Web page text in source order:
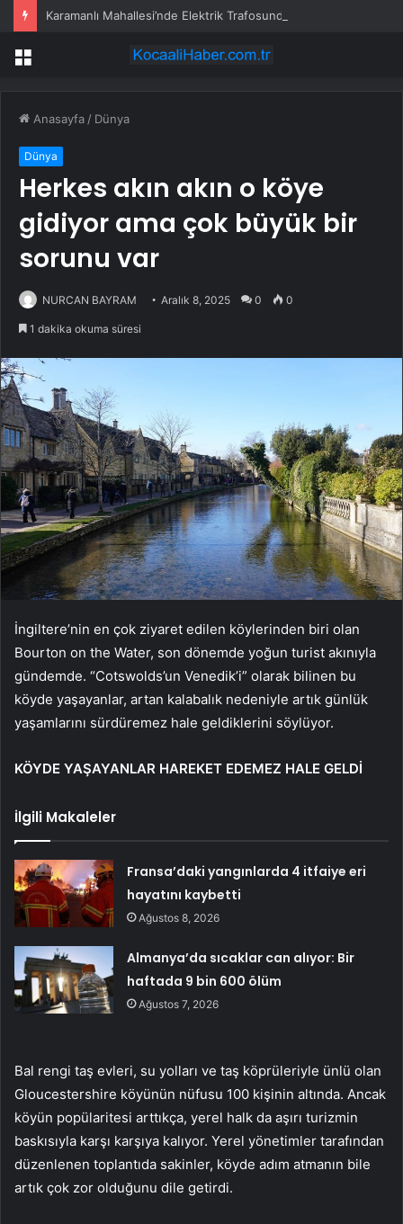
Menü
Anasayfa / Dünya
Dünya
Herkes akın akın o köye
gidiyor ama çok büyük bir
sorunu var
NURCAN BAYRAM Aralık 8, 2025 0 0
1 dakika okuma süresi
İngiltere’nin en çok ziyaret edilen köylerinden biri olan
Bourton on the Water, son dönemde yoğun turist akınıyla
gündemde. “Cotswolds’un Venedik’i” olarak bilinen bu
köyde yaşayanlar, artan kalabalık nedeniyle artık günlük
yaşamlarını sürdüremez hale geldiklerini söylüyor.
KÖYDE YAŞAYANLAR HAREKET EDEMEZ HALE GELDİ
İlgili Makaleler
Fransa’daki yangınlarda 4 itfaiye eri
hayatını kaybetti
Ağustos 8, 2026
Almanya’da sıcaklar can alıyor: Bir
haftada 9 bin 600 ölüm
Ağustos 7, 2026
Bal rengi taş evleri, su yolları ve taş köprüleriyle ünlü olan
Gloucestershire köyünün nüfusu 100 kişinin altında. Ancak
köyün popülaritesi arttıkça, yerel halk da aşırı turizmin
baskısıyla karşı karşıya kalıyor. Yerel yönetimler tarafından
düzenlenen toplantıda sakinler, köyde adım atmanın bile
artık çok zor olduğunu dile getirdi.